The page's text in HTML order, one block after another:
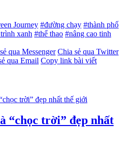
Journey #đường chạy #thành phố
xanh #thể thao #nâng cao tinh
qua Messenger Chia sẻ qua Twitter
qua Email Copy link bài viết
“chọc trời” đẹp nhất